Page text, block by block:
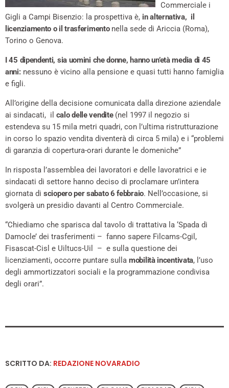
Commerciale i
Gigli a Campi Bisenzio: la prospettiva è, in alternativa, il
licenziamento o il trasferimentonella sede di Ariccia (Roma),
Torino o Genova.
I 45 dipendenti, sia uomini che donne, hanno un’età media di 45
anni:nessuno è vicino alla pensione e quasi tutti hanno famiglia
e figli.
All’origine della decisione comunicata dalla direzione aziendale
ai sindacati, il calo delle vendite (nel 1997 il negozio si
estendeva su 15 mila metri quadri, con l’ultima ristrutturazione
in corso lo spazio vendita diventerà di circa 5 mila) e i “problemi
di garanzia di copertura-orari durante le domeniche”
In risposta l’assemblea dei lavoratori e delle lavoratrici e ie
sindacati di settore hanno deciso di proclamare un’intera
giornata di sciopero per sabato 6 febbraio. Nell’occasione, si
svolgerà un presidio davanti al Centro Commerciale.
“Chiediamo che sparisca dal tavolo di trattativa la ‘Spada di
Damocle’ dei trasferimenti – fanno sapere Filcams-Cgil,
Fisascat-Cisl e Uiltucs-Uil – e sulla questione dei
licenziamenti, occorre puntare sulla mobilità incentivata, l’uso
degli ammortizzatori sociali e la programmazione condivisa
degli orari”.
SCRITTO DA: REDAZIONE NOVARADIO